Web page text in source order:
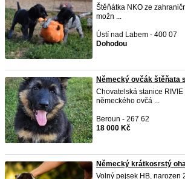
Štěňátka NKO ze
možn ...
Ústí nad Labem - 400 07
Dohodou
Německý ovčák štěňata
Chovatelská stanice
německého ovčá ...
Beroun - 267 62
18 000 Kč
Německý krátkosrstý
Volný pejsek HB, narozen